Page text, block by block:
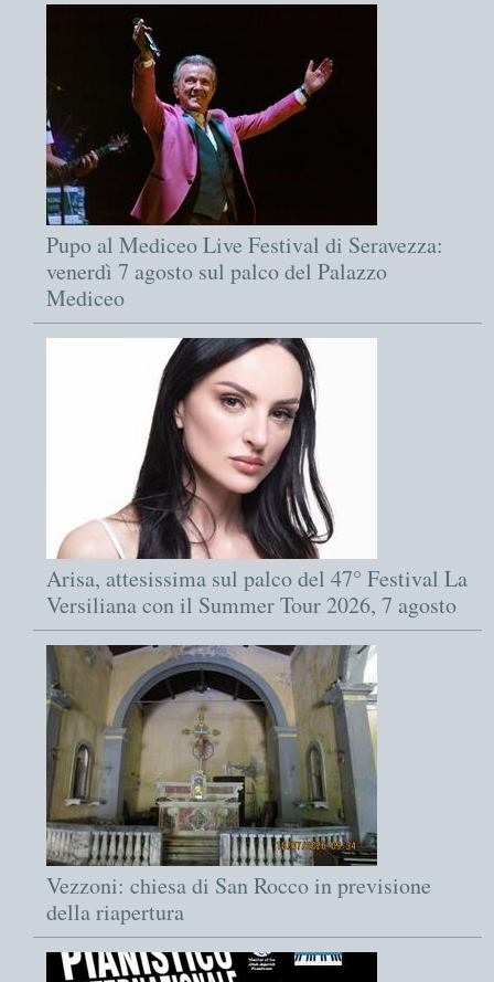
Pupo al Mediceo Live Festival di Seravezza:
venerdì 7 agosto sul palco del Palazzo
Mediceo
Arisa, attesissima sul palco del 47° Festival La
Versiliana con il Summer Tour 2026, 7 agosto
Vezzoni: chiesa di San Rocco in previsione
della riapertura